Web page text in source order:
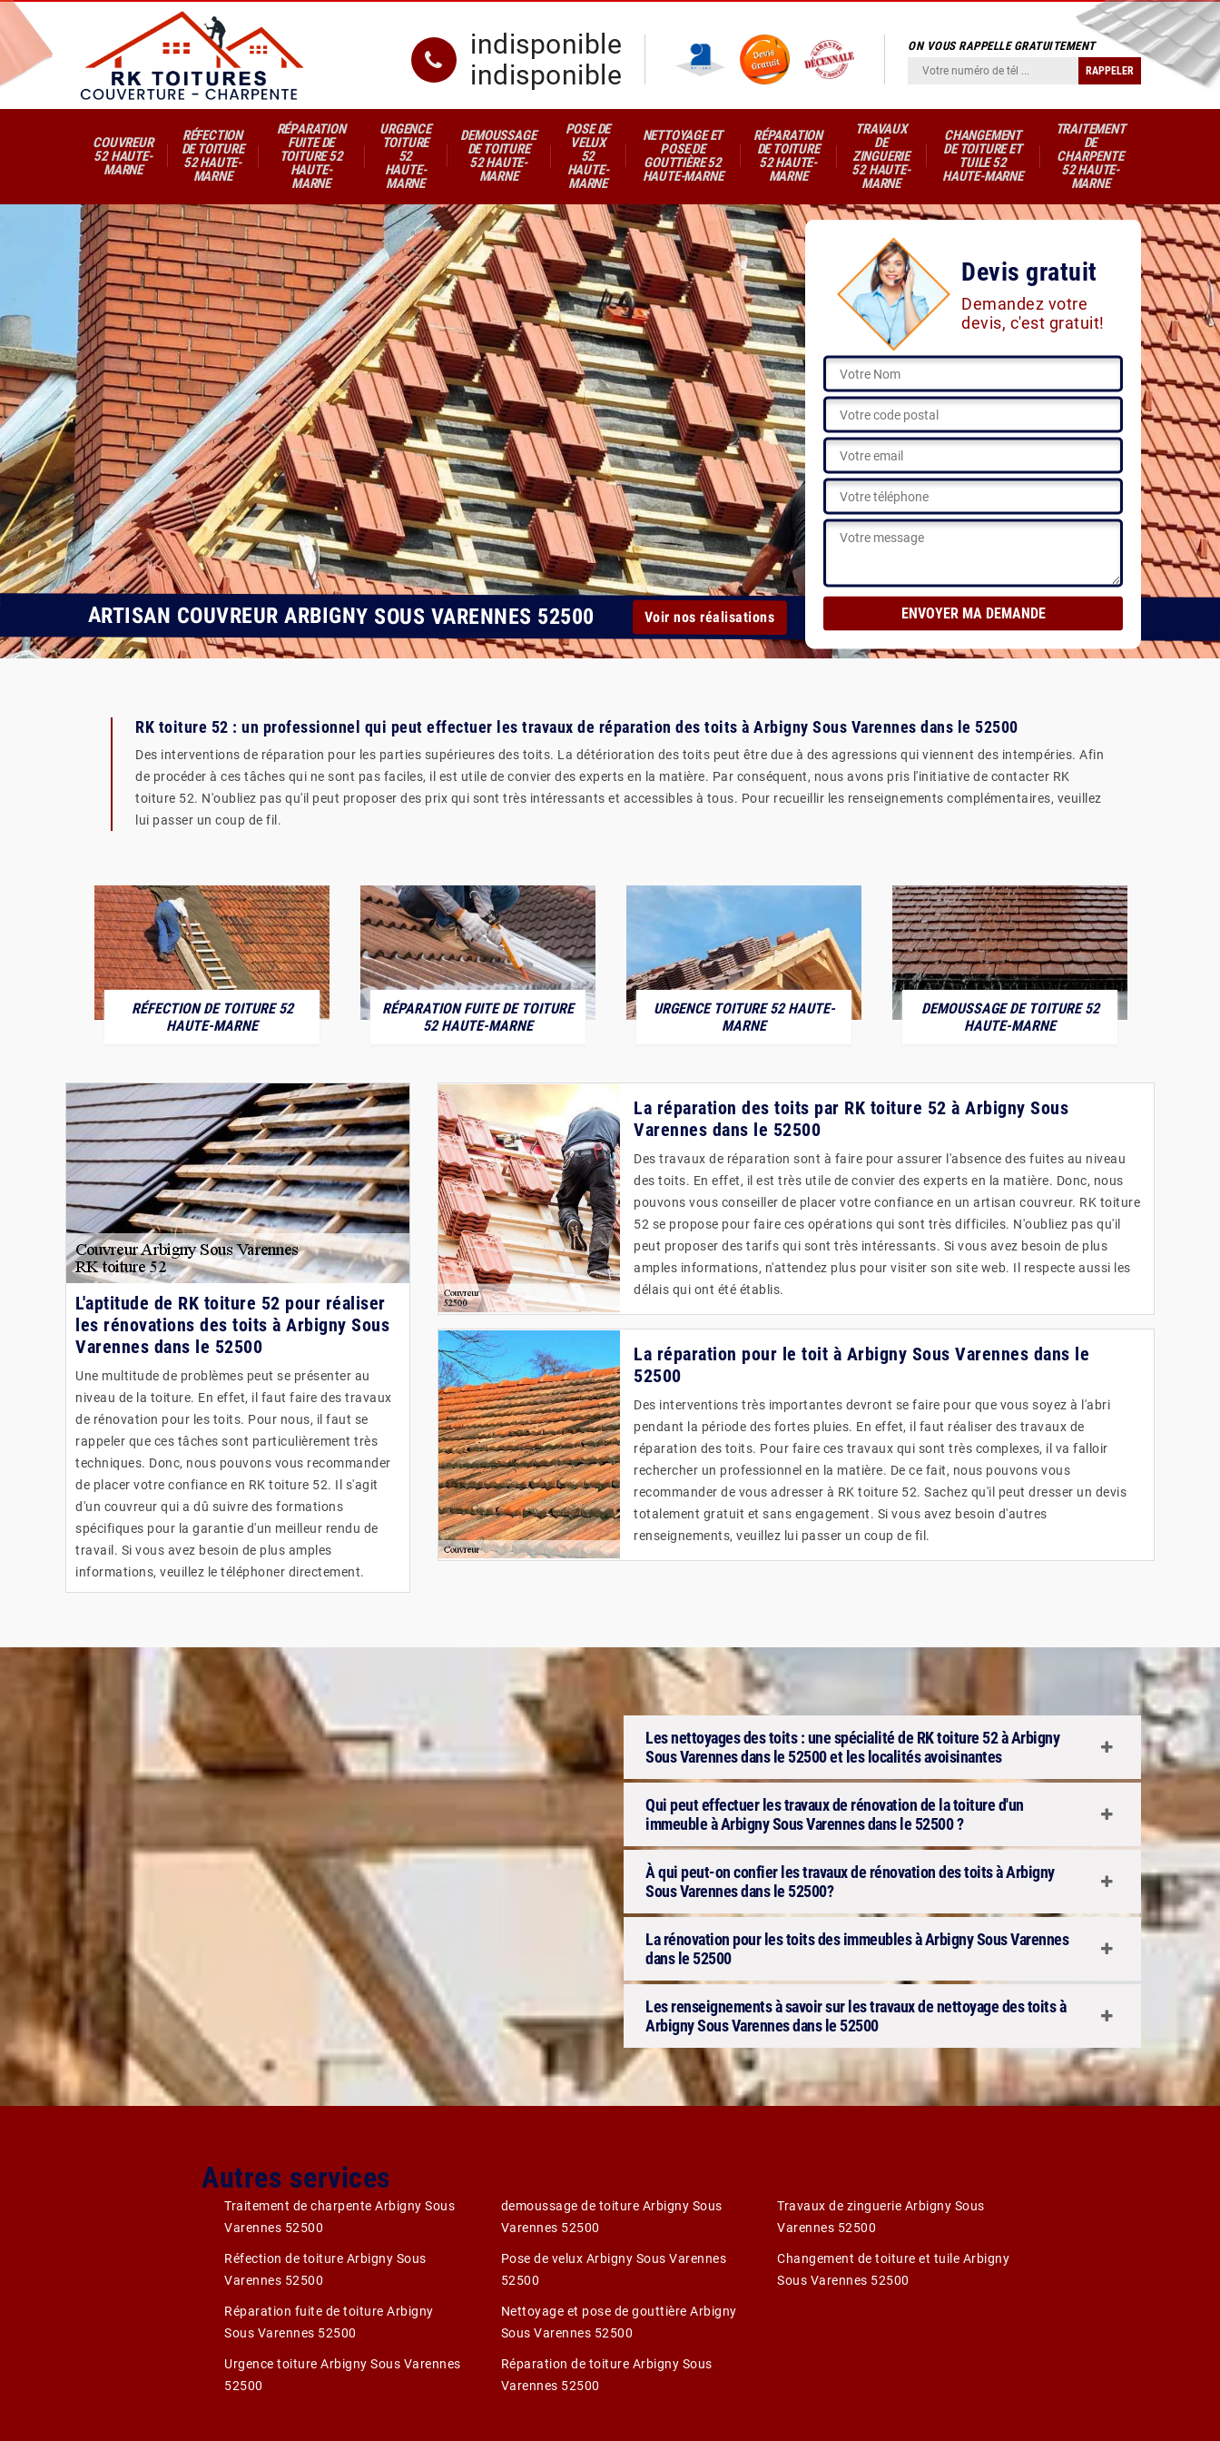
indisponible
indisponible
ON VOUS RAPPELLE GRATUITEMENT
COUVREUR
52 HAUTE-
MARNE
RÉFECTION
DE TOITURE
52 HAUTE-
MARNE
RÉPARATION
FUITE DE
TOITURE 52
HAUTE-
MARNE
URGENCE
TOITURE
52
HAUTE-
MARNE
DEMOUSSAGE
DE TOITURE
52 HAUTE-
MARNE
POSE DE
VELUX
52
HAUTE-
MARNE
NETTOYAGE ET
POSE DE
GOUTTIÈRE 52
HAUTE-MARNE
RÉPARATION
DE TOITURE
52 HAUTE-
MARNE
TRAVAUX
DE
ZINGUERIE
52 HAUTE-
MARNE
CHANGEMENT
DE TOITURE ET
TUILE 52
HAUTE-MARNE
TRAITEMENT
DE
CHARPENTE
52 HAUTE-
MARNE
Devis gratuit
Demandez votre
devis, c'est gratuit!
ARTISAN COUVREUR ARBIGNY SOUS VARENNES 52500 Voir nos réalisations
RK toiture 52 : un professionnel qui peut effectuer les travaux de réparation des toits à Arbigny Sous Varennes dans le 52500
Des interventions de réparation pour les parties supérieures des toits. La détérioration des toits peut être due à des agressions qui viennent des intempéries. Afin
de procéder à ces tâches qui ne sont pas faciles, il est utile de convier des experts en la matière. Par conséquent, nous avons pris l'initiative de contacter RK
toiture 52. N'oubliez pas qu'il peut proposer des prix qui sont très intéressants et accessibles à tous. Pour recueillir les renseignements complémentaires, veuillez
lui passer un coup de fil.
RÉFECTION DE TOITURE 52
HAUTE-MARNE
RÉPARATION FUITE DE TOITURE
52 HAUTE-MARNE
URGENCE TOITURE 52 HAUTE-
MARNE
DEMOUSSAGE DE TOITURE 52
HAUTE-MARNE
L'aptitude de RK toiture 52 pour réaliser
les rénovations des toits à Arbigny Sous
Varennes dans le 52500
Une multitude de problèmes peut se présenter au
niveau de la toiture. En effet, il faut faire des travaux
de rénovation pour les toits. Pour nous, il faut se
rappeler que ces tâches sont particulièrement très
techniques. Donc, nous pouvons vous recommander
de placer votre confiance en RK toiture 52. Il s'agit
d'un couvreur qui a dû suivre des formations
spécifiques pour la garantie d'un meilleur rendu de
travail. Si vous avez besoin de plus amples
informations, veuillez le téléphoner directement.
La réparation des toits par RK toiture 52 à Arbigny Sous
Varennes dans le 52500
Des travaux de réparation sont à faire pour assurer l'absence des fuites au niveau
des toits. En effet, il est très utile de convier des experts en la matière. Donc, nous
pouvons vous conseiller de placer votre confiance en un artisan couvreur. RK toiture
52 se propose pour faire ces opérations qui sont très difficiles. N'oubliez pas qu'il
peut proposer des tarifs qui sont très intéressants. Si vous avez besoin de plus
amples informations, n'attendez plus pour visiter son site web. Il respecte aussi les
délais qui ont été établis.
La réparation pour le toit à Arbigny Sous Varennes dans le
52500
Des interventions très importantes devront se faire pour que vous soyez à l'abri
pendant la période des fortes pluies. En effet, il faut réaliser des travaux de
réparation des toits. Pour faire ces travaux qui sont très complexes, il va falloir
rechercher un professionnel en la matière. De ce fait, nous pouvons vous
recommander de vous adresser à RK toiture 52. Sachez qu'il peut dresser un devis
totalement gratuit et sans engagement. Si vous avez besoin d'autres
renseignements, veuillez lui passer un coup de fil.
Les nettoyages des toits : une spécialité de RK toiture 52 à Arbigny
Sous Varennes dans le 52500 et les localités avoisinantes
Qui peut effectuer les travaux de rénovation de la toiture d'un
immeuble à Arbigny Sous Varennes dans le 52500 ?
À qui peut-on confier les travaux de rénovation des toits à Arbigny
Sous Varennes dans le 52500?
La rénovation pour les toits des immeubles à Arbigny Sous Varennes
dans le 52500
Les renseignements à savoir sur les travaux de nettoyage des toits à
Arbigny Sous Varennes dans le 52500
Autres services
Traitement de charpente Arbigny Sous
Varennes 52500
Réfection de toiture Arbigny Sous
Varennes 52500
Réparation fuite de toiture Arbigny
Sous Varennes 52500
Urgence toiture Arbigny Sous Varennes
52500
demoussage de toiture Arbigny Sous
Varennes 52500
Pose de velux Arbigny Sous Varennes
52500
Nettoyage et pose de gouttière Arbigny
Sous Varennes 52500
Réparation de toiture Arbigny Sous
Varennes 52500
Travaux de zinguerie Arbigny Sous
Varennes 52500
Changement de toiture et tuile Arbigny
Sous Varennes 52500